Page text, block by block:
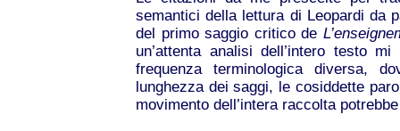
semantici della lettura di Leopardi da
del primo saggio critico de
un’attenta analisi dell’intero testo
frequenza terminologica diversa,
lunghezza dei saggi, le cosiddette
movimento dell’intera raccolta